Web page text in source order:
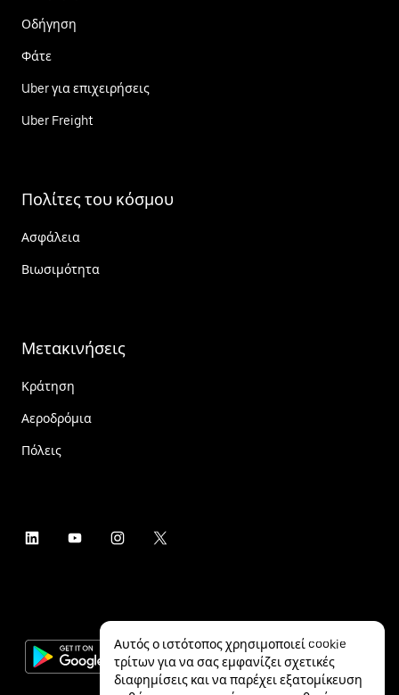
Οδήγηση
Φάτε
Uber για επιχειρήσεις
Uber Freight
Πολίτες του κόσμου
Ασφάλεια
Βιωσιμότητα
Μετακινήσεις
Κράτηση
Αεροδρόμια
Πόλεις
Αυτός ο ιστότοπος χρησιμοποιεί cookie
τρίτων για να σας εμφανίζει σχετικές
διαφημίσεις και να παρέχει εξατομίκευση